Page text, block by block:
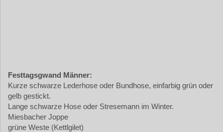
Festtagsgwand Männer:
Kurze schwarze Lederhose oder Bundhose, einfarbig grün oder
gelb gestickt.
Lange schwarze Hose oder Stresemann im Winter.
Miesbacher Joppe
grüne Weste (Kettlgilet)